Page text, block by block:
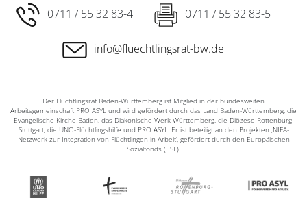
0711 / 55 32 83-4 0711 / 55 32 83-5
info@fluechtlingsrat-bw.de
Der Flüchtlingsrat Baden-Württemberg ist Mitglied in der bundesweiten
Arbeitsgemeinschaft PRO ASYL und wird gefördert durch das Land Baden-Württemberg, die
Evangelische Kirche Baden, das Diakonische Werk Württemberg, die Diözese Rottenburg-
Stuttgart, die UNO-Flüchtlingshilfe und PRO ASYL. Er ist beteiligt an den Projekten ‚NIFA-
Netzwerk zur Integration von Flüchtlingen in Arbeit‘, gefördert durch den Europäischen
Sozialfonds (ESF).